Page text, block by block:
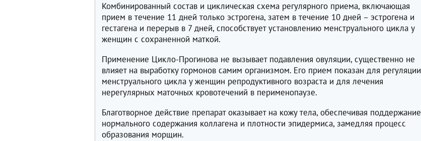
Комбинированный состав и циклическая схема регулярного приема, включающая
прием в течение 11 дней только эстрогена, затем в течение 10 дней – эстрогена и
гестагена и перерыв в 7 дней, способствует установлению менструального цикла у
женщин с сохраненной маткой.
Применение Цикло-Прогинова не вызывает подавления овуляции, существенно не
влияет на выработку гормонов самим организмом. Его прием показан для регуляции
менструального цикла у женщин репродуктивного возраста и для лечения
нерегулярных маточных кровотечений в перименопаузе.
Благотворное действие препарат оказывает на кожу тела, обеспечивая поддержание
нормального содержания коллагена и плотности эпидермиса, замедляя процесс
образования морщин.